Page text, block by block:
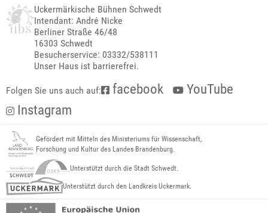
Uckermärkische Bühnen Schwedt
Intendant: André Nicke
Berliner Straße 46/48
16303 Schwedt
Besucherservice: 03332/538111
Unser Haus ist barrierefrei.
Folgen Sie uns auch auf: facebook
YouTube
Instagram
Gefördert mit Mitteln des Ministeriums für Wissenschaft,
Forschung und Kultur des Landes Brandenburg.
Unterstützt durch die Stadt Schwedt.
Unterstützt durch den Landkreis Uckermark.